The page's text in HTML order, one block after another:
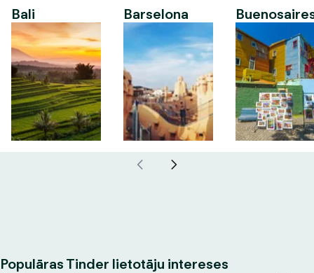
Bali Barselona
Populāras Tinder lietotāju intereses